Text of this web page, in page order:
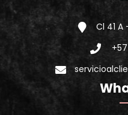
Cl 41 A